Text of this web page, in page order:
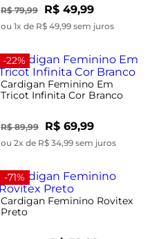
R$ 79,99 R$ 49,99
ou 1x de R$ 49,99 sem juros
-22%
Cardigan Feminino Em
Tricot Infinita Cor Branco
R$ 89,99 R$ 69,99
ou 2x de R$ 34,99 sem juros
-71%
Cardigan Feminino Rovitex
Preto